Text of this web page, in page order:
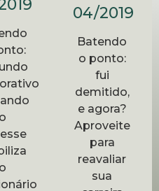
o
o
04/2019
Batendo
o ponto:
fui
demitido,
e agora?
Aproveite
para
reavaliar
sua